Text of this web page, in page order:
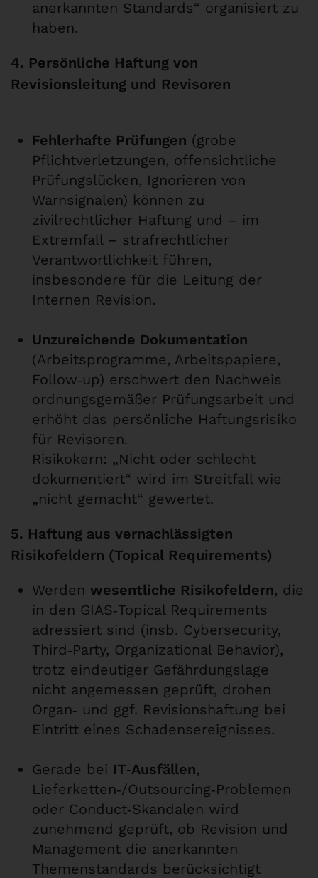
anerkannten Standards“ organisiert zu
haben.
4. Persönliche Haftung von
Revisionsleitung und Revisoren
Fehlerhafte Prüfungen (grobe
Pflichtverletzungen, offensichtliche
Prüfungslücken, Ignorieren von
Warnsignalen) können zu
zivilrechtlicher Haftung und – im
Extremfall – strafrechtlicher
Verantwortlichkeit führen,
insbesondere für die Leitung der
Internen Revision.
Unzureichende Dokumentation
(Arbeitsprogramme, Arbeitspapiere,
Follow‑up) erschwert den Nachweis
ordnungsgemäßer Prüfungsarbeit und
erhöht das persönliche Haftungsrisiko
für Revisoren.
Risikokern: „Nicht oder schlecht
dokumentiert“ wird im Streitfall wie
„nicht gemacht“ gewertet.
5. Haftung aus vernachlässigten
Risikofeldern (Topical Requirements)
Werden wesentliche Risikofeldern, die
in den GIAS‑Topical Requirements
adressiert sind (insb. Cybersecurity,
Third‑Party, Organizational Behavior),
trotz eindeutiger Gefährdungslage
nicht angemessen geprüft, drohen
Organ‑ und ggf. Revisionshaftung bei
Eintritt eines Schadensereignisses.
Gerade bei IT‑Ausfällen,
Lieferketten‑/Outsourcing‑Problemen
oder Conduct‑Skandalen wird
zunehmend geprüft, ob Revision und
Management die anerkannten
Themenstandards berücksichtigt